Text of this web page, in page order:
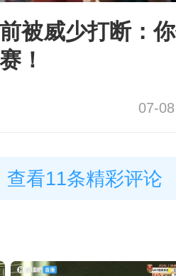
被威少打断：
！
07-
看11条精彩评论